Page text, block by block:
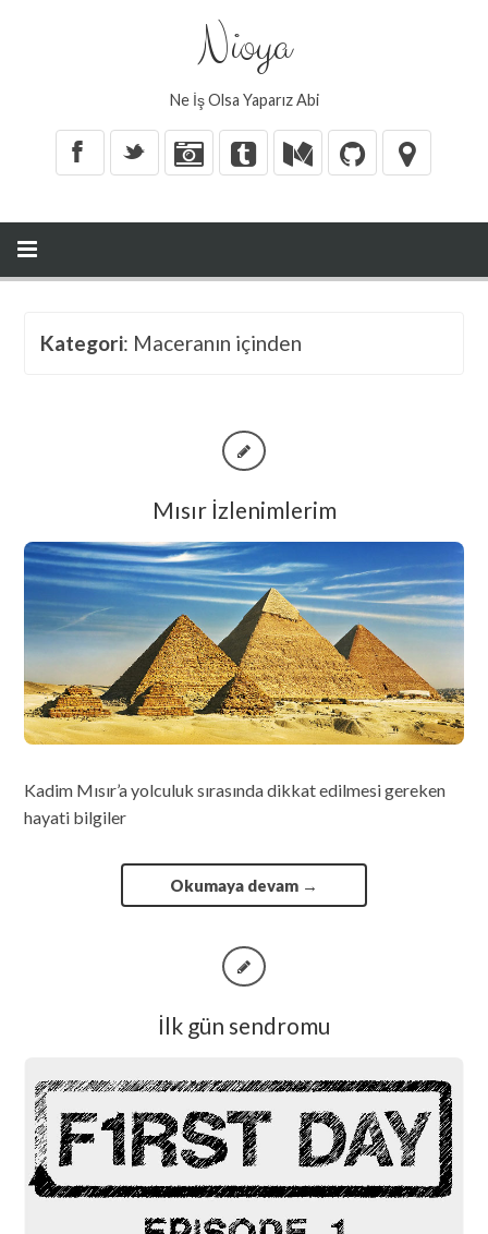
Nioya
Ne İş Olsa Yaparız Abi
X _
Kategori: Maceranın içinden
Mısır İzlenimlerim
Kadim Mısır’a yolculuk sırasında dikkat edilmesi gereken
hayati bilgiler
Okumaya devam →
İlk gün sendromu